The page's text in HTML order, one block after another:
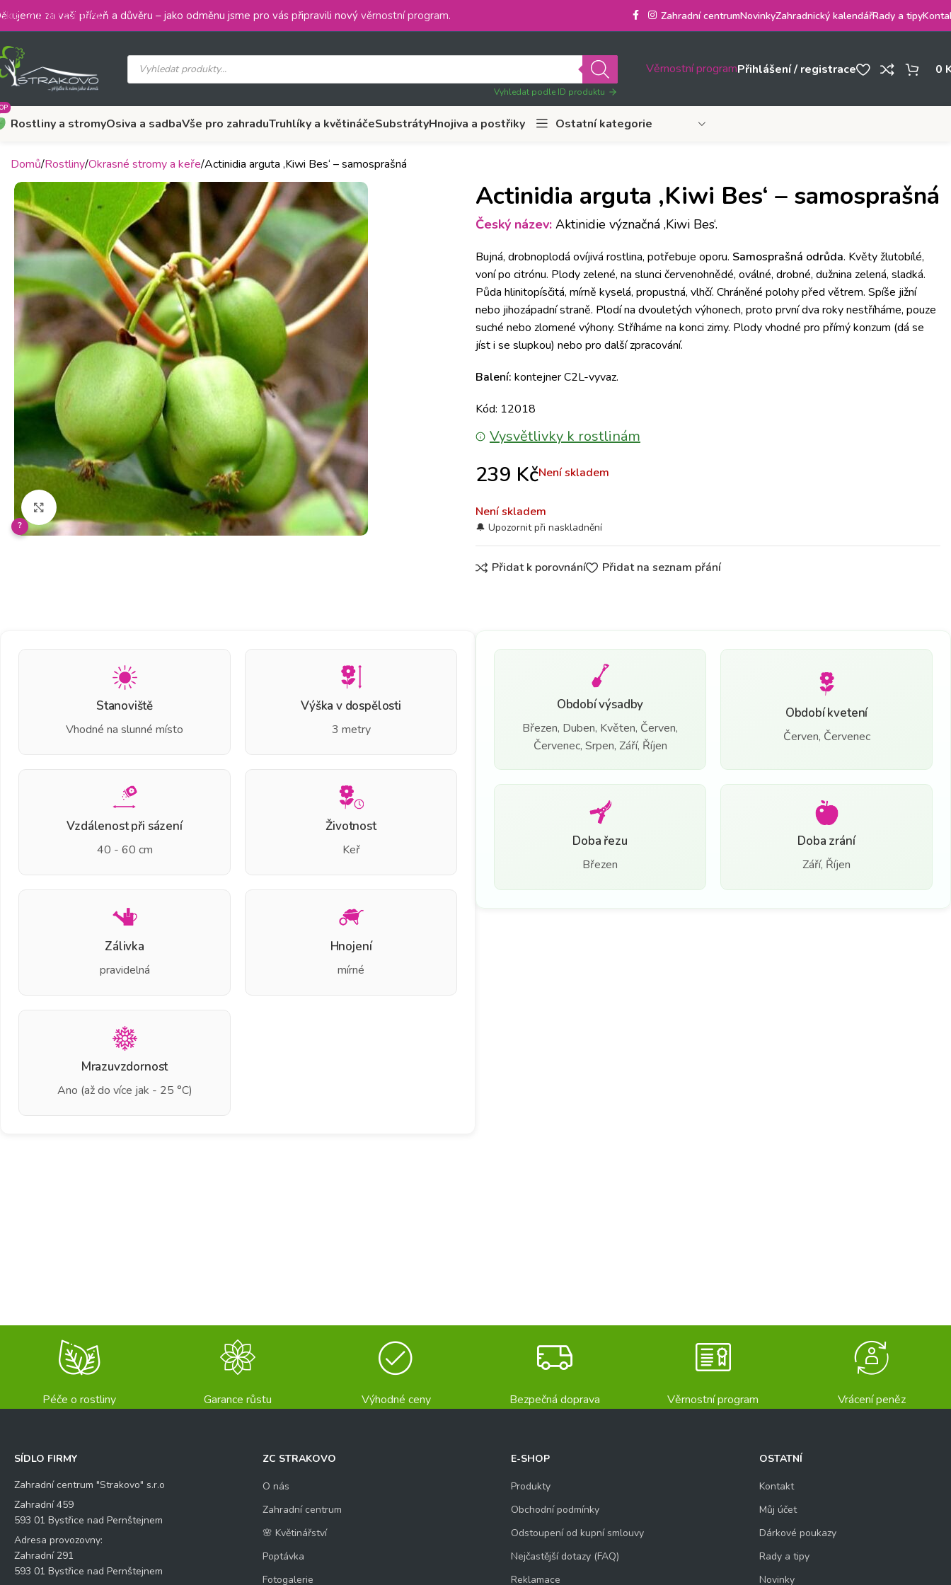
Skip to main content
za vaši přízeň a důvěru – jako odměnu jsme pro vás připravili nový věrnostní program. Zahradní centrumNovinkyZahradnický kalendářRady a tipy
Vyhledat podle ID produktu
Věrnostní programPřihlášení / registrace 0
Rostliny a stromyOsiva a sadbaVše pro zahraduTruhlíky a květináčeSubstrátyHnojiva a postřiky Ostatní kategorie
Domů Rostliny Okrasné stromy a keře Actinidia arguta ‚Kiwi Bes‘ – samosprašná
?
Actinidia arguta ‚Kiwi Bes‘ – samosprašná
Český název:Aktinidie význačná ‚Kiwi Bes‘.
Bujná, drobnoplodá ovíjivá rostlina, potřebuje oporu. Samosprašná odrůda. Květy žlutobílé,
voní po citrónu. Plody zelené, na slunci červenohnědé, oválné, drobné, dužnina zelená, sladká.
Půda hlinitopísčitá, mírně kyselá, propustná, vlhčí. Chráněné polohy před větrem. Spíše jižní
nebo jihozápadní straně. Plodí na dvouletých výhonech, proto první dva roky nestříháme, pouze
suché nebo zlomené výhony. Stříháme na konci zimy. Plody vhodné pro přímý konzum (dá se
jíst i se slupkou) nebo pro další zpracování.
Balení: kontejner C2L-vyvaz.
Kód: 12018
Vysvětlivky k rostlinám
239 KčNení skladem
Není skladem
Přidat k porovnání Přidat na seznam přání
Stanoviště
Vhodné na slunné místo
Výška v dospělosti
3 metry
Vzdálenost při sázení
40 - 60 cm
Životnost
Keř
Zálivka
pravidelná
Hnojení
mírné
Mrazuvzdornost
Ano (až do více jak - 25 °C)
Období výsadby
Březen, Duben, Květen, Červen,
Červenec, Srpen, Září, Říjen
Období kvetení
Červen, Červenec
Doba řezu
Březen
Doba zrání
Září, Říjen
Péče o rostliny Garance růstu Výhodné ceny Bezpečná doprava Věrnostní program Vrácení peněz
SÍDLO FIRMY
Zahradní centrum "Strakovo" s.r.o
Zahradní 459
593 01 Bystřice nad Pernštejnem
Adresa provozovny:
Zahradní 291
593 01 Bystřice nad Pernštejnem
ZC STRAKOVO
O nás
Zahradní centrum
🌸 Květinářství
Poptávka
Fotogalerie
E-SHOP
Produkty
Obchodní podmínky
Odstoupení od kupní smlouvy
Nejčastější dotazy (FAQ)
Reklamace
OSTATNÍ
Kontakt
Můj účet
Dárkové poukazy
Rady a tipy
Novinky